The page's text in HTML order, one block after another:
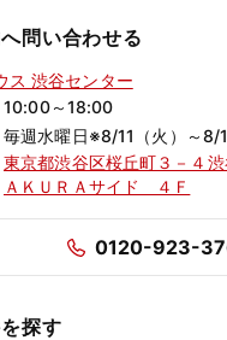
問い合わせる
ス 渋谷センター
10:00～18:00
毎週水曜日※8/11（火）～8/
東京都渋谷区桜丘町３－４
ＡＫＵＲＡサイド ４Ｆ
0120-923-
探す